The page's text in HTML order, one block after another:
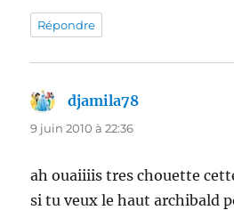
Répondre
djamila78
9 juin 2010 à 22:36
ah ouaiiiis tres chouette
si tu veux le haut archibald